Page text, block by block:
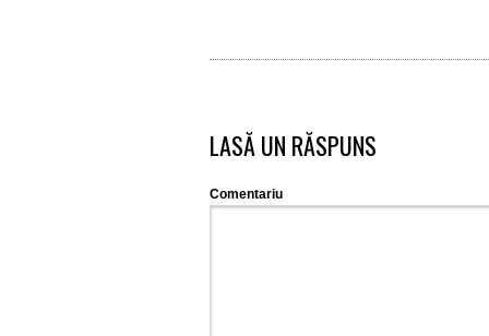
LASĂ UN RĂSPUNS
Comentariu